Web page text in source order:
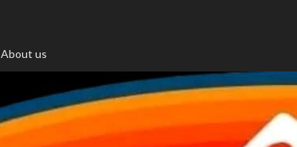
About us